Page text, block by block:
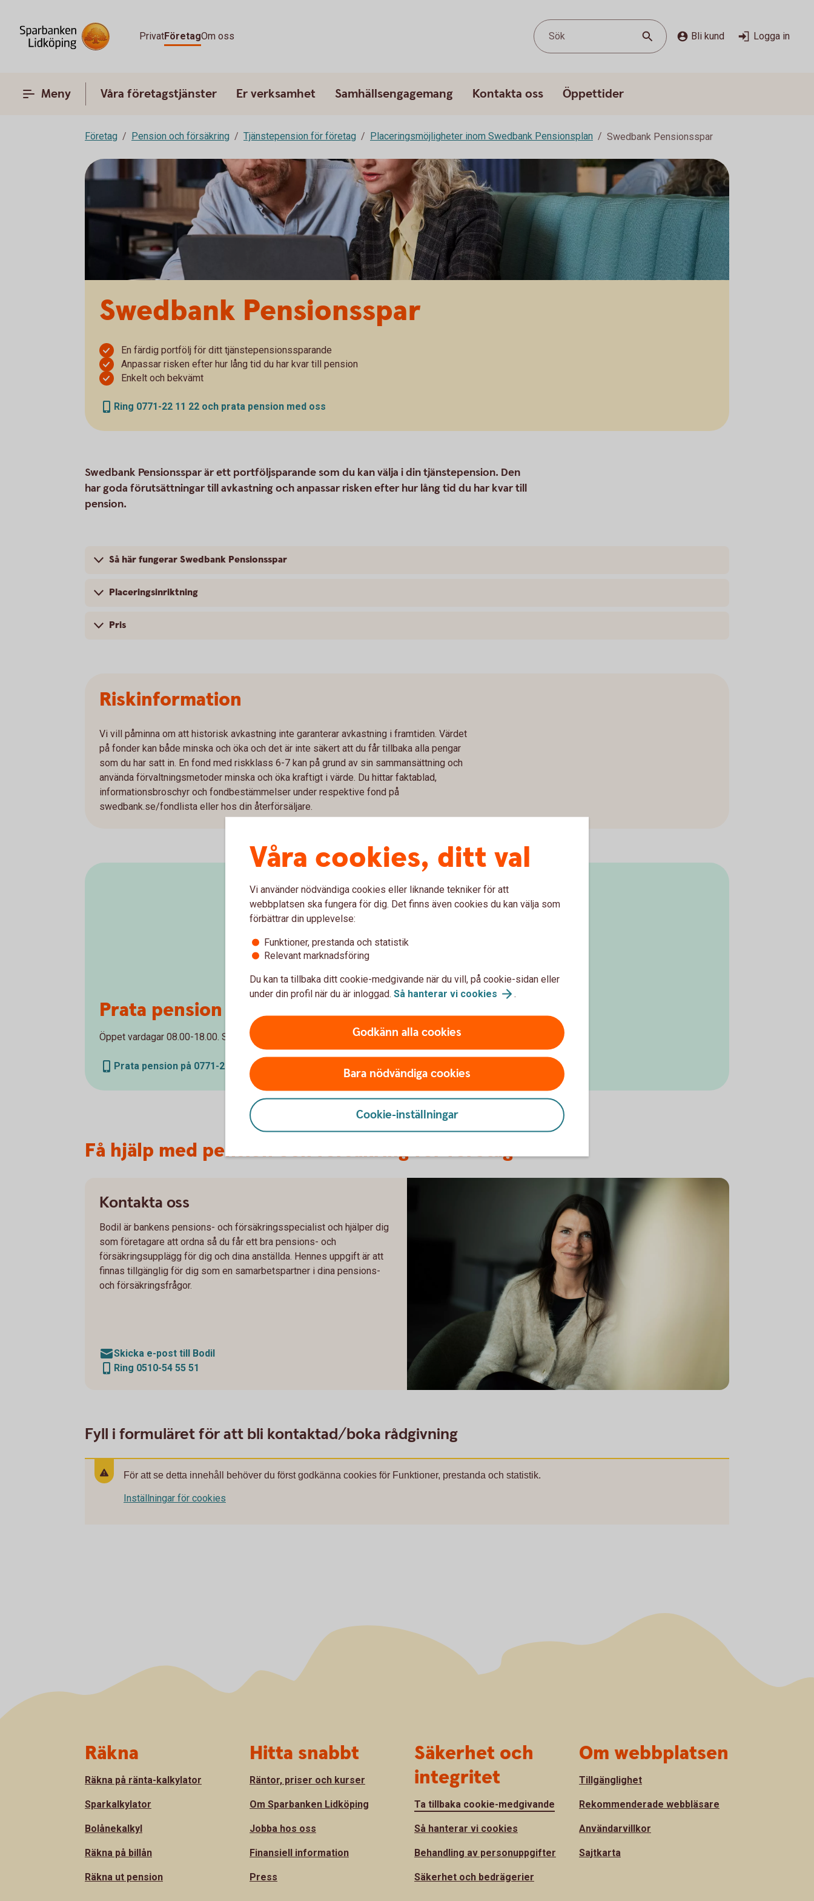
PrivatFöretagOm oss Sök Bli kund Logga in
Meny Våra företagstjänster Er verksamhet Samhällsengagemang Kontakta oss Öppettider
Företag Pension och försäkring Tjänstepension för företag Placeringsmöjligheter inom Swedbank Pensionsplan Swedbank Pensionsspar
Swedbank Pensionsspar
En färdig portfölj för ditt tjänstepensionssparande
Anpassar risken efter hur lång tid du har kvar till pension
Enkelt och bekvämt
Ring 0771-22 11 22 och prata pension med oss
Swedbank Pensionsspar är ett portföljsparande som du kan välja i din tjänstepension. Den
har goda förutsättningar till avkastning och anpassar risken efter hur lång tid du har kvar till
pension.
Så här fungerar Swedbank Pensionsspar
Placeringsinriktning
Pris
Riskinformation
Vi vill påminna om att historisk avkastning inte garanterar avkastning i framtiden. Värdet
på fonder kan både minska och öka och det är inte säkert att du får tillbaka alla pengar
som du har satt in. En fond med riskklass 6-7 kan på grund av sin sammansättning och
använda förvaltningsmetoder minska och öka kraftigt i värde. Du hittar faktablad,
informationsbroschyr och fondbestämmelser under respektive fond på
swedbank.se/fondlista eller hos din återförsäljare.
Kontakta oss
Prata pension med oss
Öppet vardagar 08.00-18.00. Stängt helger och röda dagar.
Prata pension på 0771-22 11 22
Få hjälp med pension och försäkring för företag
Kontakta oss
Bodil är bankens pensions- och försäkringsspecialist och hjälper dig
som företagare att ordna så du får ett bra pensions- och
försäkringsupplägg för dig och dina anställda. Hennes uppgift är att
finnas tillgänglig för dig som en samarbetspartner i dina pensions-
och försäkringsfrågor.
Skicka e-post till Bodil
Ring 0510-54 55 51
Fyll i formuläret för att bli kontaktad/boka rådgivning
För att se detta innehåll behöver du först godkänna cookies för Funktioner, prestanda och statistik.
Inställningar för cookies
Våra cookies, ditt val
Vi använder nödvändiga cookies eller liknande tekniker för att
webbplatsen ska fungera för dig. Det finns även cookies du kan välja som
förbättrar din upplevelse:
Funktioner, prestanda och statistik
Relevant marknadsföring
Du kan ta tillbaka ditt cookie-medgivande när du vill, på cookie-sidan eller
under din profil när du är inloggad. Så hanterar vi cookies .
Godkänn alla cookies
Bara nödvändiga cookies
Cookie-inställningar
Räkna
Räkna på ränta-kalkylator
Sparkalkylator
Bolånekalkyl
Räkna på billån
Räkna ut pension
Hitta snabbt
Räntor, priser och kurser
Om Sparbanken Lidköping
Jobba hos oss
Finansiell information
Press
Säkerhet och
integritet
Ta tillbaka cookie-medgivande
Så hanterar vi cookies
Behandling av personuppgifter
Säkerhet och bedrägerier
Om webbplatsen
Tillgänglighet
Rekommenderade webbläsare
Användarvillkor
Sajtkarta